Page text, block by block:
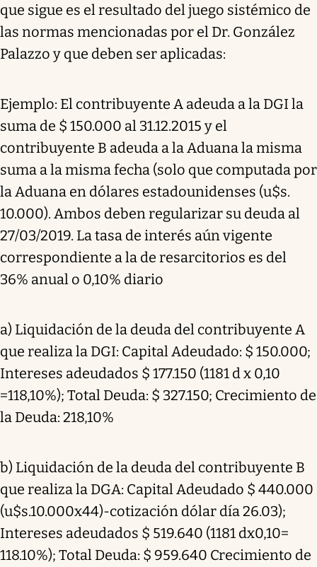
que sigue es el resultado del juego sistémico de
las normas mencionadas por el Dr. González
Palazzo y que deben ser aplicadas:
Ejemplo: El contribuyente A adeuda a la DGI la
suma de $ 150.000 al 31.12.2015 y el
contribuyente B adeuda a la Aduana la misma
suma a la misma fecha (solo que computada por
la Aduana en dólares estadounidenses (u$s.
10.000). Ambos deben regularizar su deuda al
27/03/2019. La tasa de interés aún vigente
correspondiente a la de resarcitorios es del
36% anual o 0,10% diario
a) Liquidación de la deuda del contribuyente A
que realiza la DGI: Capital Adeudado: $ 150.000;
Intereses adeudados $ 177.150 (1181 d x 0,10
=118,10%); Total Deuda: $ 327.150; Crecimiento de
la Deuda: 218,10%
b) Liquidación de la deuda del contribuyente B
que realiza la DGA: Capital Adeudado $ 440.000
(u$s.10.000x44)-cotización dólar día 26.03);
Intereses adeudados $ 519.640 (1181 dx0,10=
118.10%); Total Deuda: $ 959.640 Crecimiento de